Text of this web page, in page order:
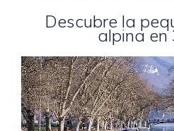
Descubre la
alpina en